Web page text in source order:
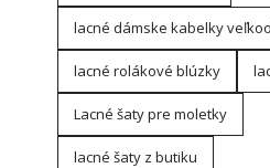
lacné dámske kabelky
lacné rolákové blúzky
Lacné šaty pre moletky
lacné šaty z butiku